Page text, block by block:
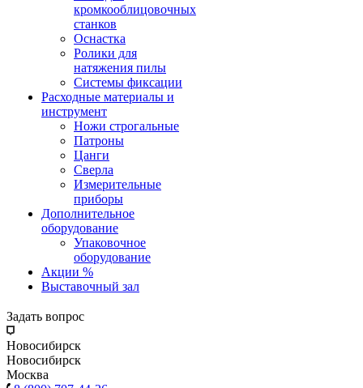
кромкооблицовочных
станков
Оснастка
Ролики для
натяжения пилы
Системы фиксации
Расходные материалы и
инструмент
Ножи строгальные
Патроны
Цанги
Сверла
Измерительные
приборы
Дополнительное
оборудование
Упаковочное
оборудование
Акции %
Выставочный зал
Задать вопрос
Новосибирск
Новосибирск
Москва